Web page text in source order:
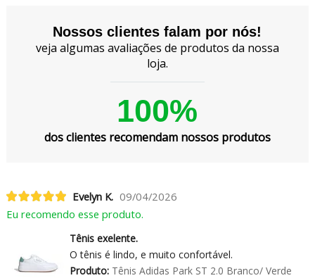
Nossos clientes falam por nós!
veja algumas avaliações de produtos da nossa
loja.
100%
dos clientes recomendam nossos produtos
Evelyn K. 09/04/2026
Eu recomendo esse produto.
Tênis exelente.
O tênis é lindo, e muito confortável.
Produto:Tênis Adidas Park ST 2.0 Branco/ Verde